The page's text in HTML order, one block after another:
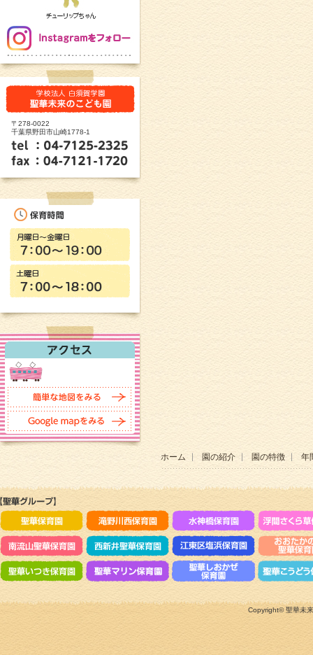
〒278-0022
千葉県野田市山崎1778-1
ホーム 園の紹介 園の特徴 年
Copyright©聖華未